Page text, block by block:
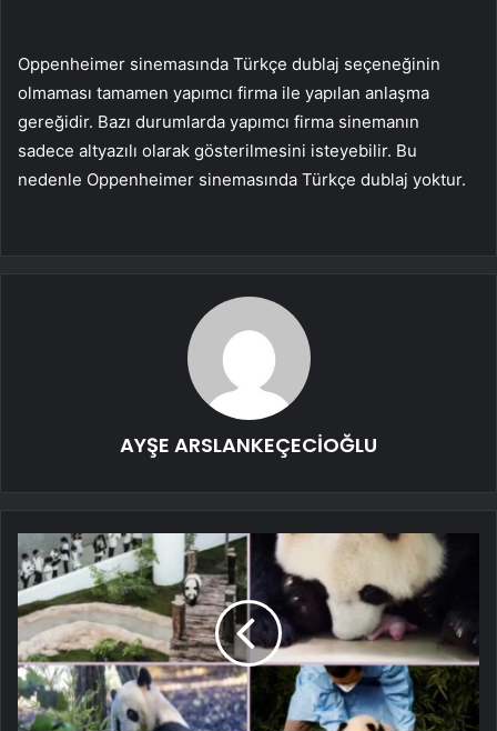
Oppenheimer sinemasında Türkçe dublaj seçeneğinin
olmaması tamamen yapımcı firma ile yapılan anlaşma
gereğidir. Bazı durumlarda yapımcı firma sinemanın
sadece altyazılı olarak gösterilmesini isteyebilir. Bu
nedenle Oppenheimer sinemasında Türkçe dublaj yoktur.
AYŞE ARSLANKEÇECİOĞLU